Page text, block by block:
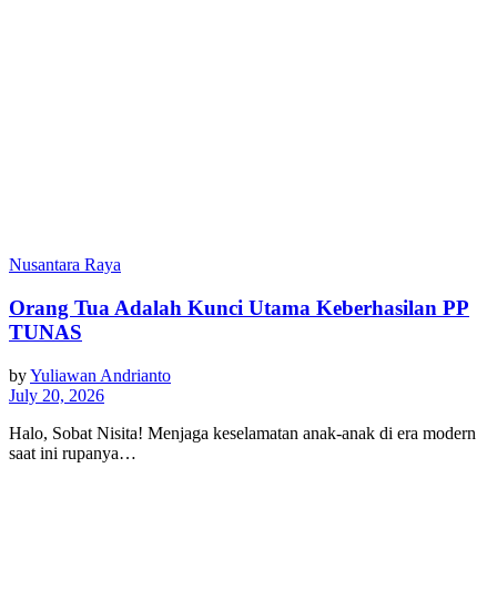
Nusantara Raya
Orang Tua Adalah Kunci Utama Keberhasilan PP
TUNAS
byYuliawan Andrianto
July 20, 2026
Halo, Sobat Nisita! Menjaga keselamatan anak-anak di era modern
saat ini rupanya…